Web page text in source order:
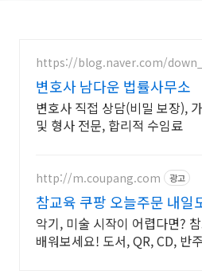
https://blog.naver.com/
변호사 남다운 법률사무소
변호사 직접 상담(비밀 보장),
및 형사 전문, 합리적 수임료
http://m.coupang.com 광고
참교육 쿠팡 오늘주문 내일
악기, 미술 시작이 어렵다면?
배워보세요! 도서, QR, CD, 반